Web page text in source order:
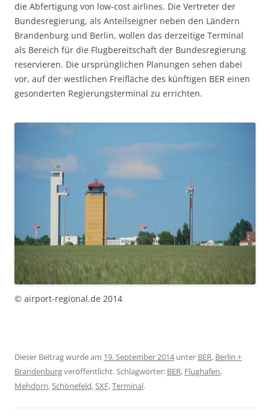
die Abfertigung von low-cost airlines. Die Vertreter der
Bundesregierung, als Anteilseigner neben den Ländern
Brandenburg und Berlin, wollen das derzeitige Terminal
als Bereich für die Flugbereitschaft der Bundesregierung
reservieren. Die ursprünglichen Planungen sehen dabei
vor, auf der westlichen Freifläche des künftigen BER einen
gesonderten Regierungsterminal zu errichten.
© airport-regional.de 2014
Dieser Beitrag wurde am 19. September 2014unter BER, Berlin +
Brandenburgveröffentlicht. Schlagwörter: BER, Flughafen,
Mehdorn, Schönefeld, SXF,Terminal.